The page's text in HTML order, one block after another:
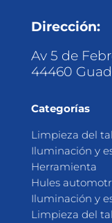
Dirección:
Av 5 de
44460
Categorías
Limpieza del
Iluminación y
Herramienta
Hules
Iluminación y
Limpieza del